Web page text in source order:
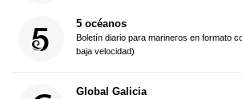
5 océanos
Boletín diario para marineros en formato
baja velocidad)
Global Galicia